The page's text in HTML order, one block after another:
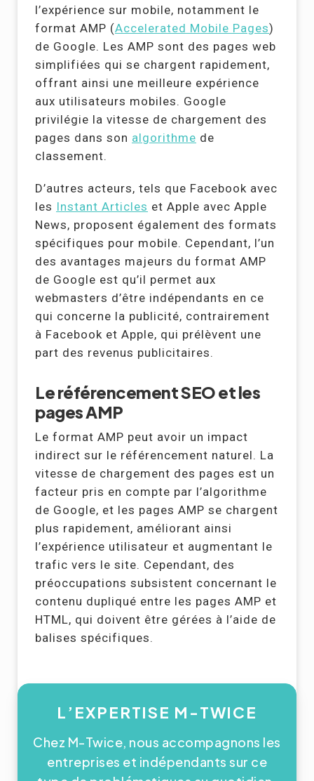
l’expérience sur mobile, notamment le
format AMP (Accelerated Mobile Pages)
de Google. Les AMP sont des pages web
simplifiées qui se chargent rapidement,
offrant ainsi une meilleure expérience
aux utilisateurs mobiles. Google
privilégie la vitesse de chargement des
pages dans son algorithme de
classement.
D’autres acteurs, tels que Facebook avec
les Instant Articles et Apple avec Apple
News, proposent également des formats
spécifiques pour mobile. Cependant, l’un
des avantages majeurs du format AMP
de Google est qu’il permet aux
webmasters d’être indépendants en ce
qui concerne la publicité, contrairement
à Facebook et Apple, qui prélèvent une
part des revenus publicitaires.
Le référencement SEO et les
pages AMP
Le format AMP peut avoir un impact
indirect sur le référencement naturel. La
vitesse de chargement des pages est un
facteur pris en compte par l’algorithme
de Google, et les pages AMP se chargent
plus rapidement, améliorant ainsi
l’expérience utilisateur et augmentant le
trafic vers le site. Cependant, des
préoccupations subsistent concernant le
contenu dupliqué entre les pages AMP et
HTML, qui doivent être gérées à l’aide de
balises spécifiques.
L’EXPERTISE M-TWICE
Chez M-Twice, nous accompagnons les
entreprises et indépendants sur ce